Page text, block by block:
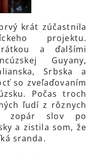
krát zúčastnila
projektu.
a ďalšími
Guyany,
Srbska a
so zveľaďovaním
Počas troch
ľudí z rôznych
zopár slov po
a zistila som, že
sranda.